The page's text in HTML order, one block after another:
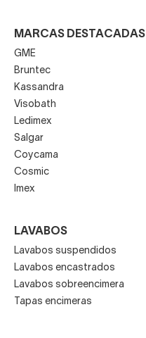
MARCAS DESTACADAS
GME
Bruntec
Kassandra
Visobath
Ledimex
Salgar
Coycama
Cosmic
Imex
LAVABOS
Lavabos suspendidos
Lavabos encastrados
Lavabos sobreencimera
Tapas encimeras